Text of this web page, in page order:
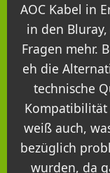
AOC Kabel in
in den
Fragen mehr.
eh die
technische
Kompatibilität
weiß auch,
bezüglich
wurden, da